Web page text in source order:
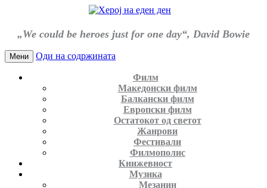
„We could be heroes just for one day“, David Bowie
Мени Оди на содржината
Филм
Македонски филм
Балкански филм
Европски филм
Остатокот од светот
Жанрови
Фестивали
Филмополис
Книжевност
Музика
Мезанин